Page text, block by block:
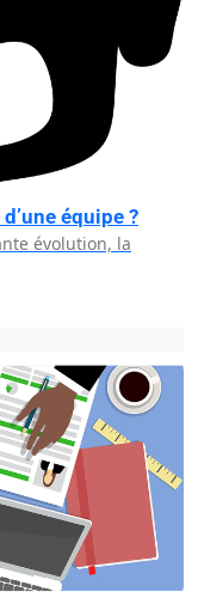
équipe ?
évolution, la